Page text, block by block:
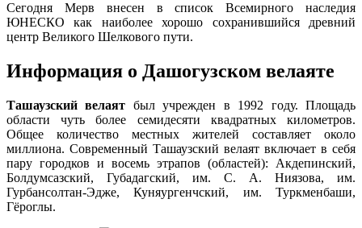
Сегодня Мерв внесен в список Всемирного наследия
ЮНЕСКО как наиболее хорошо сохранившийся древний
центр Великого Шелкового пути.
Информация о Дашогузском велаяте
Ташаузский велаят был учрежден в 1992 году. Площадь
области чуть более семидесяти квадратных километров.
Общее количество местных жителей составляет около
миллиона. Современный Ташаузский велаят включает в себя
пару городков и восемь этрапов (областей): Акдепинский,
Болдумсазский, Губадагский, им. С. А. Ниязова, им.
Гурбансолтан-Эдже, Куняургенчский, им. Туркменбаши,
Гёроглы.